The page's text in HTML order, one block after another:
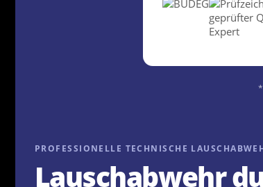
PROFESSIONELLE TECHNISCHE
Lauschabwehr